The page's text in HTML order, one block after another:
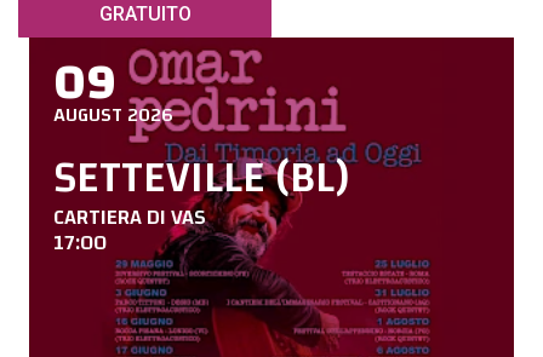
GRATUITO
09
AUGUST 2026
SETTEVILLE (BL)
CARTIERA DI VAS
17:00